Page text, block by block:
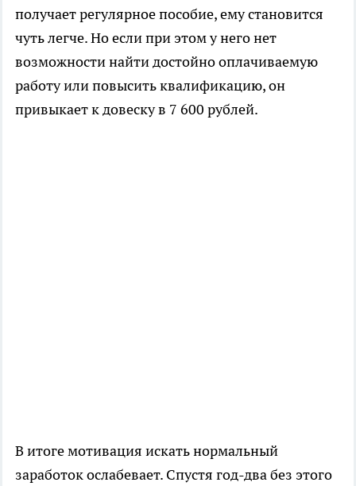
получает регулярное пособие, ему становится
чуть легче. Но если при этом у него нет
возможности найти достойно оплачиваемую
работу или повысить квалификацию, он
привыкает к довеску в 7 600 рублей.
В итоге мотивация искать нормальный
заработок ослабевает. Спустя год-два без этого